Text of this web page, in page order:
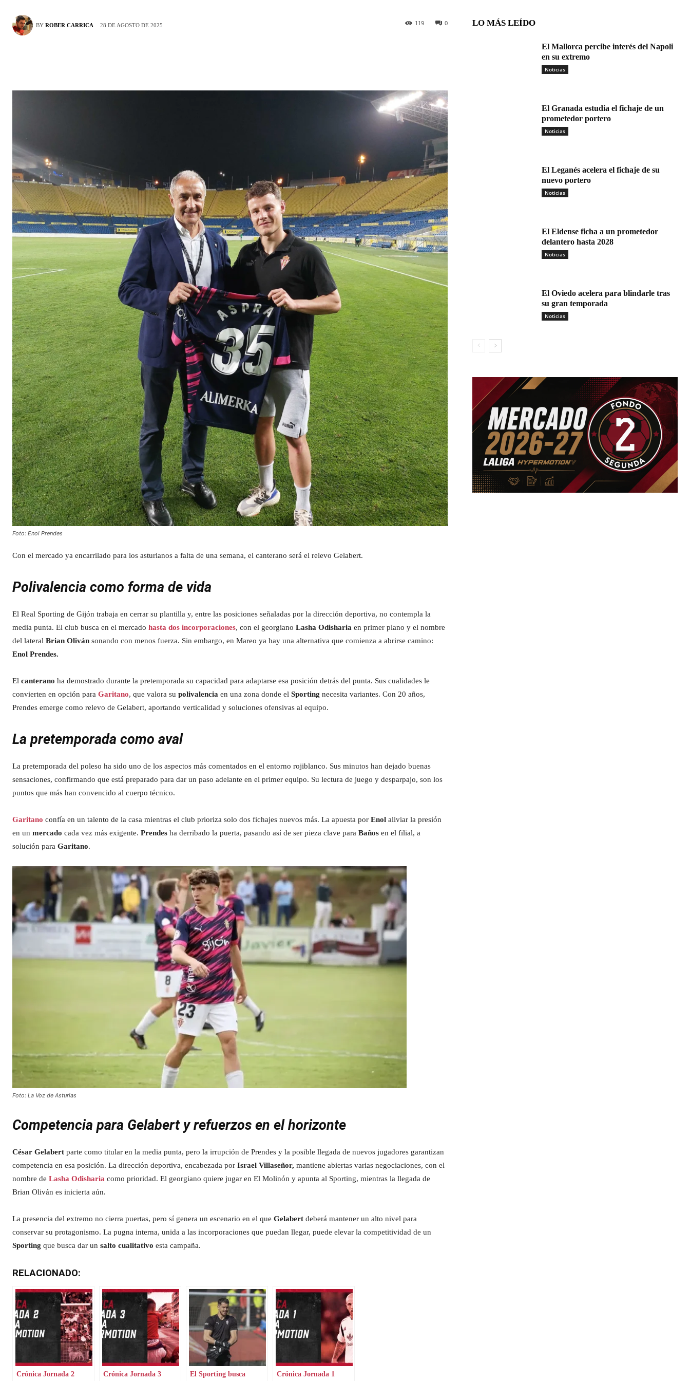
BY ROBER CARRICA 28 DE AGOSTO DE 2025 0
119
Foto: Enol Prendes
Con el mercado ya encarrilado para los asturianos a falta de una semana, el canterano será el relevo Gelabert.
Polivalencia como forma de vida
El Real Sporting de Gijón trabaja en cerrar su plantilla y, entre las posiciones señaladas por la dirección deportiva, no contempla la
media punta. El club busca en el mercado hasta dos incorporaciones, con el georgiano Lasha Odisharia en primer plano y el nombre
del lateral Brian Oliván sonando con menos fuerza. Sin embargo, en Mareo ya hay una alternativa que comienza a abrirse camino:
Enol Prendes.
El canterano ha demostrado durante la pretemporada su capacidad para adaptarse esa posición detrás del punta. Sus cualidades le
convierten en opción para Garitano, que valora su polivalencia en una zona donde el Sporting necesita variantes. Con 20 años,
Prendes emerge como relevo de Gelabert, aportando verticalidad y soluciones ofensivas al equipo.
La pretemporada como aval
La pretemporada del poleso ha sido uno de los aspectos más comentados en el entorno rojiblanco. Sus minutos han dejado buenas
sensaciones, confirmando que está preparado para dar un paso adelante en el primer equipo. Su lectura de juego y desparpajo, son los
puntos que más han convencido al cuerpo técnico.
Garitano confía en un talento de la casa mientras el club prioriza solo dos fichajes nuevos más. La apuesta por Enol aliviar la presión
en un mercado cada vez más exigente. Prendes ha derribado la puerta, pasando así de ser pieza clave para Baños en el filial, a
solución para Garitano.
Foto: La Voz de Asturias
Competencia para Gelabert y refuerzos en el horizonte
César Gelabert parte como titular en la media punta, pero la irrupción de Prendes y la posible llegada de nuevos jugadores garantizan
competencia en esa posición. La dirección deportiva, encabezada por Israel Villaseñor, mantiene abiertas varias negociaciones, con el
nombre de Lasha Odisharia como prioridad. El georgiano quiere jugar en El Molinón y apunta al Sporting, mientras la llegada de
Brian Oliván es inicierta aún.
La presencia del extremo no cierra puertas, pero sí genera un escenario en el que Gelabert deberá mantener un alto nivel para
conservar su protagonismo. La pugna interna, unida a las incorporaciones que puedan llegar, puede elevar la competitividad de un
Sporting que busca dar un salto cualitativo esta campaña.
RELACIONADO:
Crónica Jornada 2
Crónica Jornada 3
El Sporting busca
Crónica Jornada 1
LO MÁS LEÍDO
El Mallorca percibe interés del Napoli
en su extremo
Noticias
El Granada estudia el fichaje de un
prometedor portero
Noticias
El Leganés acelera el fichaje de su
nuevo portero
Noticias
El Eldense ficha a un prometedor
delantero hasta 2028
Noticias
El Oviedo acelera para blindarle tras
su gran temporada
Noticias